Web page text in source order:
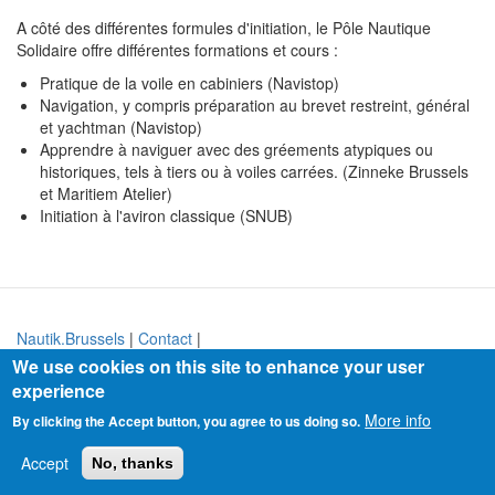
A côté des différentes formules d'initiation, le Pôle Nautique
Solidaire offre différentes formations et cours :
Pratique de la voile en cabiniers (Navistop)
Navigation, y compris préparation au brevet restreint, général
et yachtman (Navistop)
Apprendre à naviguer avec des gréements atypiques ou
historiques, tels à tiers ou à voiles carrées. (Zinneke Brussels
et Maritiem Atelier)
Initiation à l'aviron classique (SNUB)
Nautik.Brussels | Contact |
We use cookies on this site to enhance your user
experience
By clicking the Accept button, you agree to us doing so. More info
Accept
No, thanks